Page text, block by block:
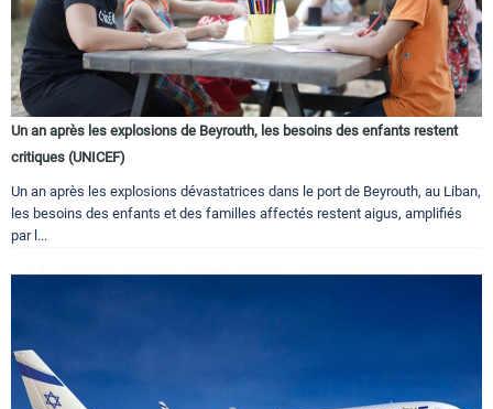
Un an après les explosions de Beyrouth, les besoins des enfants restent
critiques (UNICEF)
Un an après les explosions dévastatrices dans le port de Beyrouth, au Liban,
les besoins des enfants et des familles affectés restent aigus, amplifiés
par l...